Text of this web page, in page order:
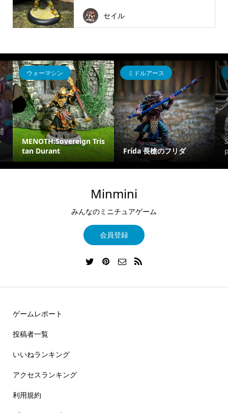
セイル
ウォーマシン
MENOTH:Sovereign Tris
tan Durant
ミドルアース
Frída 長槍のフリダ
Minmini
みんなのミニチュアゲーム
会員登録
ゲームレポート
投稿者一覧
いいねランキング
アクセスランキング
利用規約